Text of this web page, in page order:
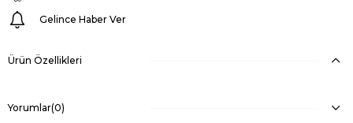
Gelince Haber Ver
Ürün Özellikleri
Yorumlar(0)